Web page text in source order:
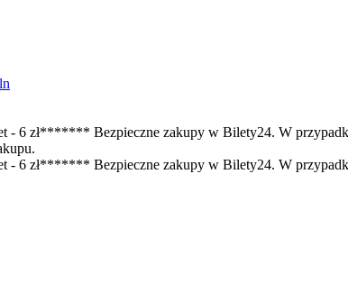
- 6 zł******* Bezpieczne zakupy w Bilety24. W
- 6 zł******* Bezpieczne zakupy w Bilety24. W